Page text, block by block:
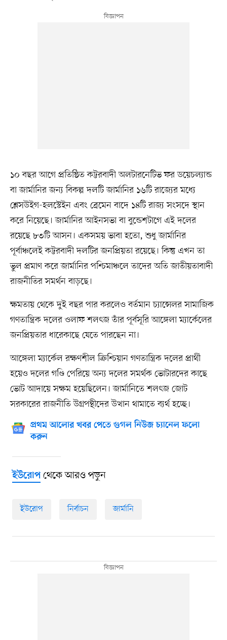
১০ বছর আগে প্রতিষ্ঠিত কট্টরবাদী অলটারনেটিভ ফর ডয়েচল্যান্ড
বা জার্মানির জন্য বিকল্প দলটি জার্মানির ১৬টি রাজ্যের মধ্যে
শ্লেসউইগ-হলস্টেইন এবং ব্রেমেন বাদে ১৪টি রাজ্য সংসদে স্থান
করে নিয়েছে। জার্মানির আইনসভা বা বুন্ডেশটাগে এই দলের
রয়েছে ৮৩টি আসন। একসময় ভাবা হতো, শুধু জার্মানির
পূর্বাঞ্চলেই কট্টরবাদী দলটির জনপ্রিয়তা রয়েছে। কিন্তু এখন তা
ভুল প্রমাণ করে জার্মানির পশ্চিমাঞ্চলে তাদের অতি জাতীয়তাবাদী
রাজনীতির সমর্থন বাড়ছে।
ক্ষমতায় থেকে দুই বছর পার করলেও বর্তমান চ্যান্সেলর সামাজিক
গণতান্ত্রিক দলের ওলাফ শলৎজ তাঁর পূর্বসূরি আঙ্গেলা ম্যার্কেলের
জনপ্রিয়তার ধারেকাছে যেতে পারছেন না।
আঙ্গেলা ম্যার্কেল রক্ষণশীল ক্রিশ্চিয়ান গণতান্ত্রিক দলের প্রার্থী
হয়েও দলের গণ্ডি পেরিয়ে অন্য দলের সমর্থক ভোটারদের কাছে
ভোট আদায়ে সক্ষম হয়েছিলেন। জার্মানিতে শলৎজ জোট
সরকারের রাজনীতি উগ্রপন্থীদের উত্থান থামাতে ব্যর্থ হচ্ছে।
প্রথম আলোর খবর পেতে গুগল নিউজ চ্যানেল ফলো
করুন
ইউরোপথেকে আরও পড়ুন
ইউরোপ নির্বাচন জার্মানি